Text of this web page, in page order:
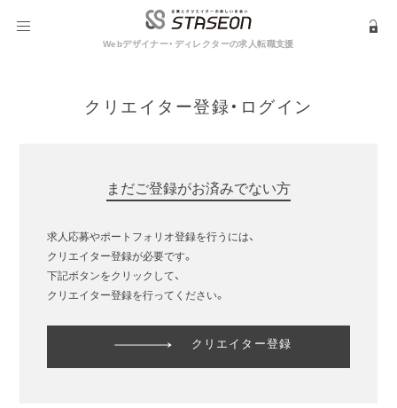
Webデザイナー・ディレクターの求人転職支援
クリエイター登録・ログイン
まだご登録がお済みでない方
求人応募やポートフォリオ登録を行うには、
クリエイター登録が必要です。
下記ボタンをクリックして、
クリエイター登録を行ってください。
クリエイター登録